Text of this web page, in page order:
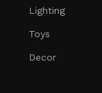
Lighting
Toys
Decor